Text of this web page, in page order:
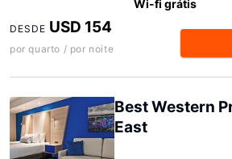
Wi-fi grátis
DESDE USD 154
por quarto / por noite
Best Western
East